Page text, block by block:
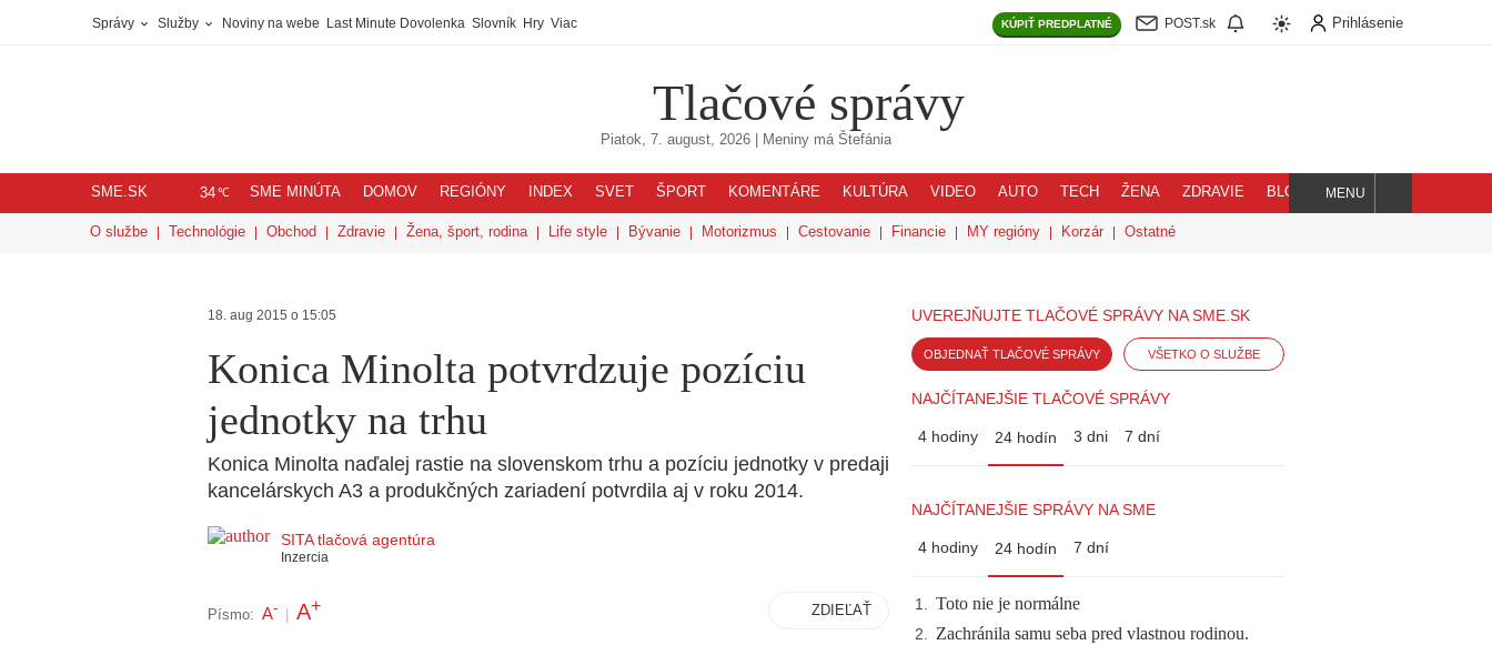
Správy Služby Noviny na webe Last Minute Dovolenka Slovník Hry Viac KÚPIŤ PREDPLATNÉ POST.sk Prihlásenie
Tlačové správy
Piatok, 7. august, 2026 | Meniny má Štefánia
SME.SK 34℃ SME MINÚTA DOMOV REGIÓNY INDEX SVET ŠPORT KOMENTÁRE KULTÚRA VIDEO AUTO TECH ŽENA ZDRAVIE BLOG
Hľadaj
MENU
O službe Technológie Obchod Zdravie Žena, šport, rodina Life style Bývanie Motorizmus Cestovanie Financie MY regióny Korzár Ostatné
18. aug 2015 o 15:05
Konica Minolta potvrdzuje pozíciu
jednotky na trhu
Konica Minolta naďalej rastie na slovenskom trhu a pozíciu jednotky v predaji
kancelárskych A3 a produkčných zariadení potvrdila aj v roku 2014.
SITA tlačová agentúra
Inzercia
Písmo: A- A+ ZDIEĽAŤ
UVEREJŇUJTE TLAČOVÉ SPRÁVY NA SME.SK
OBJEDNAŤ TLAČOVÉ SPRÁVY VŠETKO O SLUŽBE
NAJČÍTANEJŠIE TLAČOVÉ SPRÁVY
4 hodiny 24 hodín 3 dni 7 dní
NAJČÍTANEJŠIE SPRÁVY NA SME
4 hodiny 24 hodín 7 dní
1. Toto nie je normálne
2. Zachránila samu seba pred vlastnou rodinou.